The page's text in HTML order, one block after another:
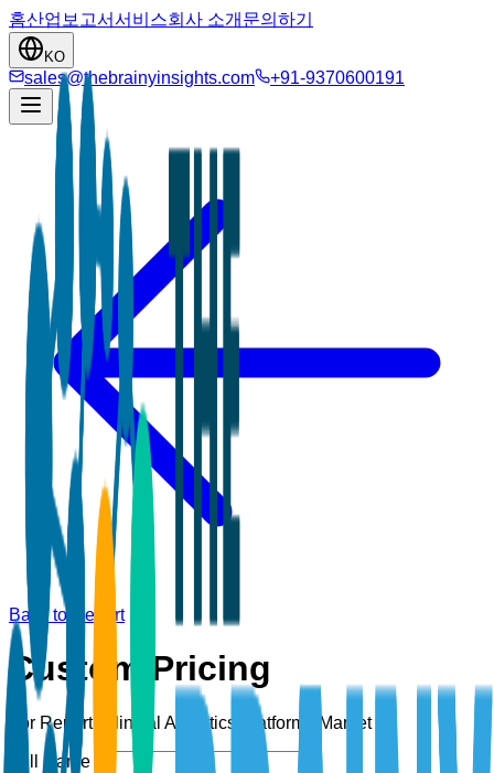
홈산업 보고서서비스회사 소개 문의하기
KO
sales@thebrainyinsights.com +91-9370600191
Back to Report
Custom Pricing
For Report: Clinical Analytics Platforms Market
Full Name *